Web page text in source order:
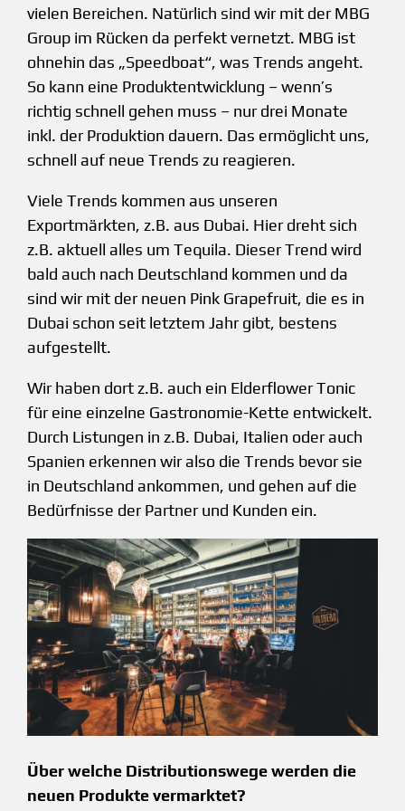
vielen Bereichen. Natürlich sind wir mit der MBG
Group im Rücken da perfekt vernetzt. MBG ist
ohnehin das „Speedboat“, was Trends angeht.
So kann eine Produktentwicklung – wenn’s
richtig schnell gehen muss – nur drei Monate
inkl. der Produktion dauern. Das ermöglicht uns,
schnell auf neue Trends zu reagieren.
Viele Trends kommen aus unseren
Exportmärkten, z.B. aus Dubai. Hier dreht sich
z.B. aktuell alles um Tequila. Dieser Trend wird
bald auch nach Deutschland kommen und da
sind wir mit der neuen Pink Grapefruit, die es in
Dubai schon seit letztem Jahr gibt, bestens
aufgestellt.
Wir haben dort z.B. auch ein Elderflower Tonic
für eine einzelne Gastronomie-Kette entwickelt.
Durch Listungen in z.B. Dubai, Italien oder auch
Spanien erkennen wir also die Trends bevor sie
in Deutschland ankommen, und gehen auf die
Bedürfnisse der Partner und Kunden ein.
Über welche Distributionswege werden die
neuen Produkte vermarktet?